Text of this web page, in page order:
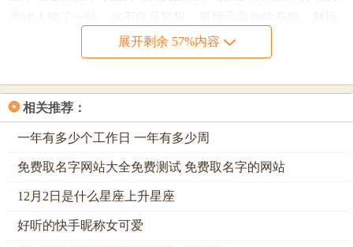
口齐平的位置，这样既方便祭拜，又不失恭敬 ，若想化解高
度不当带来的问题，即可以立刻用一个精致的红木底座将财
神像垫高，使其处于一个令人仰视的尊位 。
财神爷的背后，必须有坚实的依靠，他不能背靠窗户或虚
空，那样会形成背后无靠的格局，标记着财运没有支撑，来
寓意有靠山可依，财运稳定长久 。
展开剩余 57%内容
❂ 相关推荐：
一年有多少个工作日 一年有多少周
免费取名字网站大全免费测试 免费取名字的网站
12月2日是什么星座上升星座
好听的快手昵称女可爱